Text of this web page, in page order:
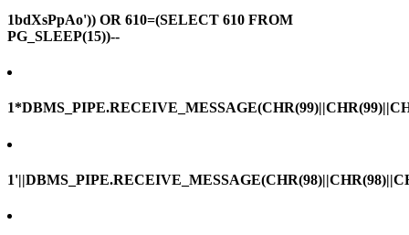
1bdXsPpAo')) OR 610=(SELECT 610 FROM
PG_SLEEP(15))--